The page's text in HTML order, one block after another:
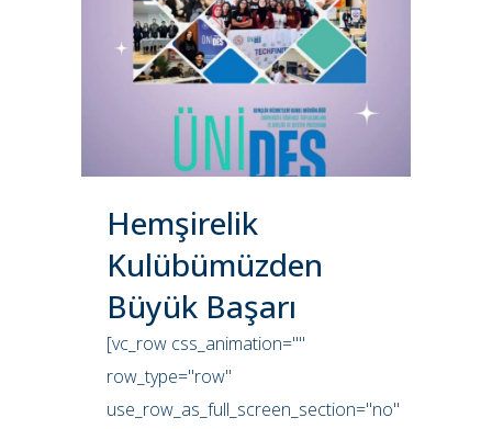
Hemşirelik
Kulübümüzden
Büyük Başarı
[vc_row css_animation=""
row_type="row"
use_row_as_full_screen_section="no"